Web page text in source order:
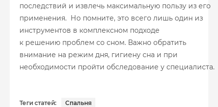
последствий и извлечь максимальную пользу из его
применения. Но помните, это всего лишь один из
инструментов в комплексном подходе
к решению проблем со сном. Важно обратить
внимание на режим дня, гигиену сна и при
необходимости пройти обследование у специалиста.
Теги статей: Спальня